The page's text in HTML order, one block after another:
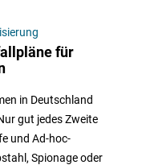
für
in Deutschland
gut jedes Zweite
und Ad-hoc-
Spionage oder